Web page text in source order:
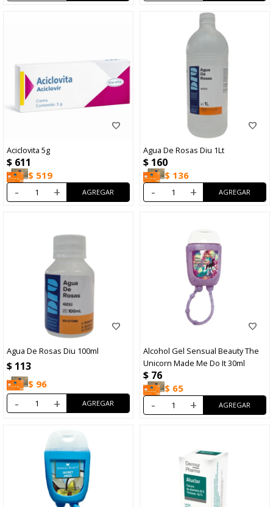
Aciclovita 5g
$ 611
$ 519
- +
Agua De Rosas Diu 1Lt
$ 160
$ 136
- +
Agua De Rosas Diu 100ml
$ 113
$ 96
- +
Alcohol Gel Sensual Beauty The
Unicorn Made Me Do It 30ml
$ 76
$ 65
- +